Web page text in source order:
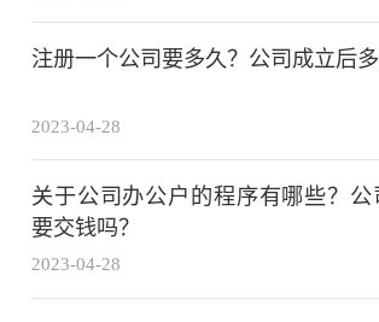
注册一个公司要多久？公司成立后多
2023-04-28
关于公司办公户的程序有哪些？公
要交钱吗？
2023-04-28